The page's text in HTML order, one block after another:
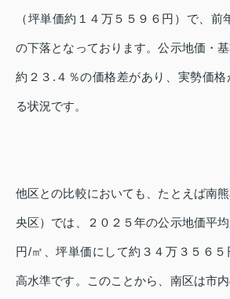
（坪単価約１４万５５９６円）で、前
の下落となっております。公示地価・
約２３.４％の価格差があり、実勢価
る状況です。
他区との比較においても、たとえば南
央区）では、２０２５年の公示地価平
円/㎡、坪単価にして約３４万３５６５
高水準です。このことから、南区は市